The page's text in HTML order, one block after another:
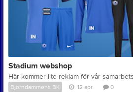
Stadium webshop
Här kommer lite reklam för vår
Björndammens BK 12 apr 0